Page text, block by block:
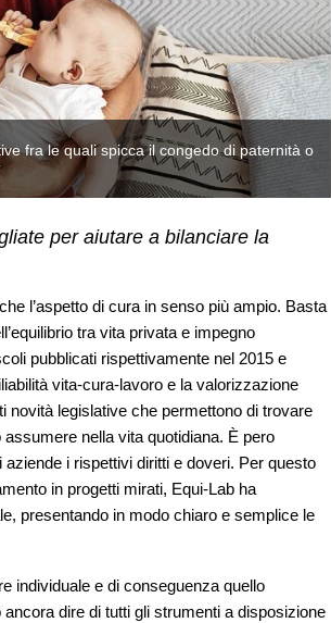
fra le quali spicca il congedo di paternità o
per aiutare a bilanciare la
l’aspetto di cura in senso più ampio. Basta
tra vita privata e impegno
pubblicati rispettivamente nel 2015 e
vita-cura-lavoro e la valorizzazione
novità legislative che permettono di trovare
nella vita quotidiana. È pero
i rispettivi diritti e doveri. Per questo
in progetti mirati, Equi-Lab ha
presentando in modo chiaro e semplice le
individuale e di conseguenza quello
dire di tutti gli strumenti a disposizione